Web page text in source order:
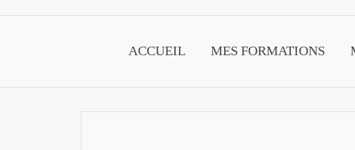
ACCUEIL MES FORMATIONS